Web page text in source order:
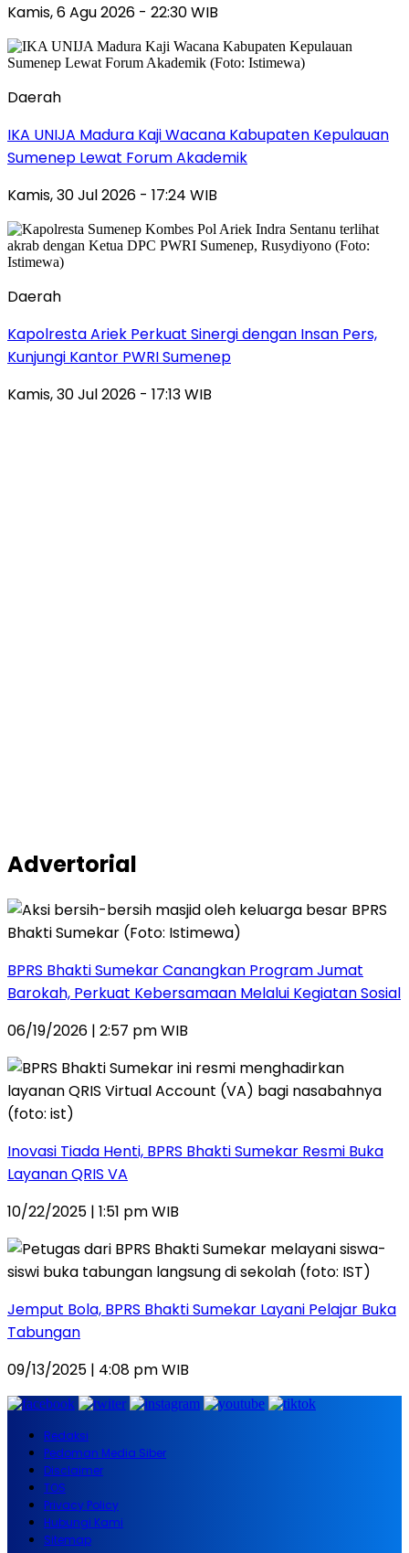
Kamis, 6 Agu 2026 - 22:30 WIB
Daerah
IKA UNIJA Madura Kaji Wacana Kabupaten Kepulauan
Sumenep Lewat Forum Akademik
Kamis, 30 Jul 2026 - 17:24 WIB
Daerah
Kapolresta Ariek Perkuat Sinergi dengan Insan Pers,
Kunjungi Kantor PWRI Sumenep
Kamis, 30 Jul 2026 - 17:13 WIB
Advertorial
BPRS Bhakti Sumekar Canangkan Program Jumat
Barokah, Perkuat Kebersamaan Melalui Kegiatan Sosial
06/19/2026 | 2:57 pm WIB
Inovasi Tiada Henti, BPRS Bhakti Sumekar Resmi Buka
Layanan QRIS VA
10/22/2025 | 1:51 pm WIB
Jemput Bola, BPRS Bhakti Sumekar Layani Pelajar Buka
Tabungan
09/13/2025 | 4:08 pm WIB
Redaksi
Pedoman Media Siber
Disclaimer
TOS
Privacy Policy
Hubungi Kami
Sitemap